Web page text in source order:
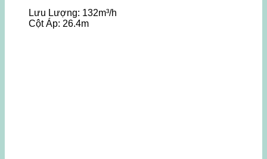
Lưu Lượng: 132m³/h
Cột Áp: 26.4m